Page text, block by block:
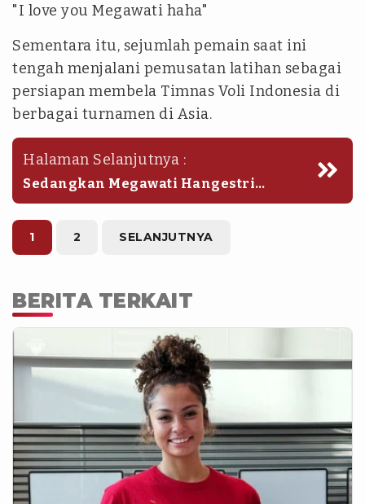
"I love you Megawati haha"
Sementara itu, sejumlah pemain saat ini
tengah menjalani pemusatan latihan sebagai
persiapan membela Timnas Voli Indonesia di
berbagai turnamen di Asia.
Halaman Selanjutnya :
Sedangkan Megawati Hangestri
sedang fokus masa pemulihan dan
persiapan jelang debut bersama
Hyundai Hillstate di Liga Voli Korea
2026-2027 mulai Oktober nanti.
1 2 SELANJUTNYA
BERITA TERKAIT